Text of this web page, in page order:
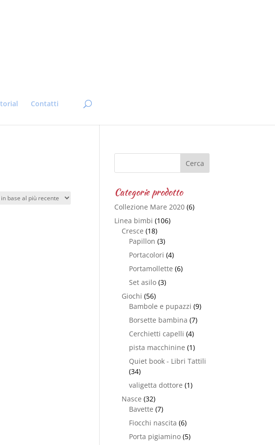
Contatti
Categorie prodotto
Collezione Mare 2020 (6)
Linea bimbi (106)
Cresce (18)
Papillon (3)
Portacolori (4)
Portamollette (6)
Set asilo (3)
Giochi (56)
Bambole e pupazzi (9)
Borsette bambina (7)
Cerchietti capelli (4)
pista macchinine (1)
Quiet book - Libri Tattili
(34)
valigetta dottore (1)
Nasce (32)
Bavette (7)
Fiocchi nascita (6)
Porta pigiamino (5)